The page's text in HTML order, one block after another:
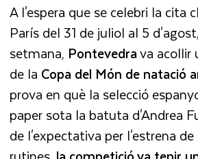
A l'espera que se celebri la cita
París del 31 de juliol al 5
setmana, Pontevedrava acollir
de la Copa del Món de natació
prova en què la selecció
paper sota la batuta d'Andrea
de l'expectativa per l'estrena